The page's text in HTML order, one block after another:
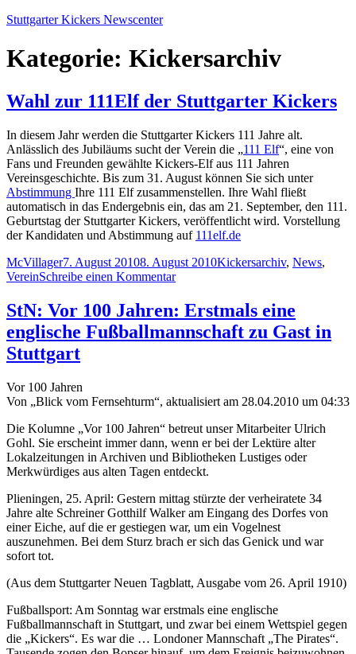
Zum
springen
Stuttgarter Kickers Newscenter
Kategorie: Kickersarchiv
Wahl zur 111Elf der Stuttgarter Kickers
In diesem Jahr werden die Stuttgarter Kickers 111 Jahre alt.
Anlässlich des Jubiläums sucht der Verein die „111 Elf“, eine von
Fans und Freunden gewählte Kickers-Elf aus 111 Jahren
Vereinsgeschichte. Bis zum 31. August können Sie sich unter
Abstimmung Ihre 111 Elf zusammenstellen. Ihre Wahl fließt
automatisch in das Endergebnis ein, das am 21. September, den 111.
Geburtstag der Stuttgarter Kickers, veröffentlicht wird. Vorstellung
der Kandidaten und Abstimmung auf 111elf.de
Autor
McVillagerVeröffentlicht
am
7. August 20108. August 2010Kategorien
Kickersarchiv, News,
VereinSchreibe einen Kommentarzu
zur
111Elf
der
StN: Vor 100 Jahren: Erstmals eine
englische Fußballmannschaft zu Gast in
Stuttgart
Vor 100 Jahren
Von „Blick vom Fernsehturm“, aktualisiert am 28.04.2010 um 04:33
Die Kolumne „Vor 100 Jahren“ betreut unser Mitarbeiter Ulrich
Gohl. Sie erscheint immer dann, wenn er bei der Lektüre alter
Lokalzeitungen in Archiven und Bibliotheken Lustiges oder
Merkwürdiges aus alten Tagen entdeckt.
Plieningen, 25. April: Gestern mittag stürzte der verheiratete 34
Jahre alte Schreiner Gotthilf Walker am Eingang des Dorfes von
einer Eiche, auf die er gestiegen war, um ein Vogelnest
auszunehmen. Bei dem Sturz brach er sich das Genick und war
sofort tot.
(Aus dem Stuttgarter Neuen Tagblatt, Ausgabe vom 26. April 1910)
Fußballsport: Am Sonntag war erstmals eine englische
Fußballmannschaft in Stuttgart, und zwar bei einem Wettspiel gegen
die „Kickers“. Es war die … Londoner Mannschaft „The Pirates“.